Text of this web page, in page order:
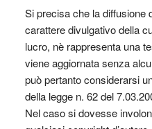
Si precisa che la diffusione
carattere divulgativo della
lucro, nè rappresenta una
viene aggiornata senza
può pertanto considerarsi
della legge n. 62 del
Nel caso si dovesse